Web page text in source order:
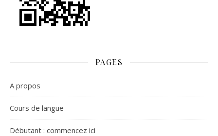
PAGES
A propos
Cours de langue
Débutant : commencez ici